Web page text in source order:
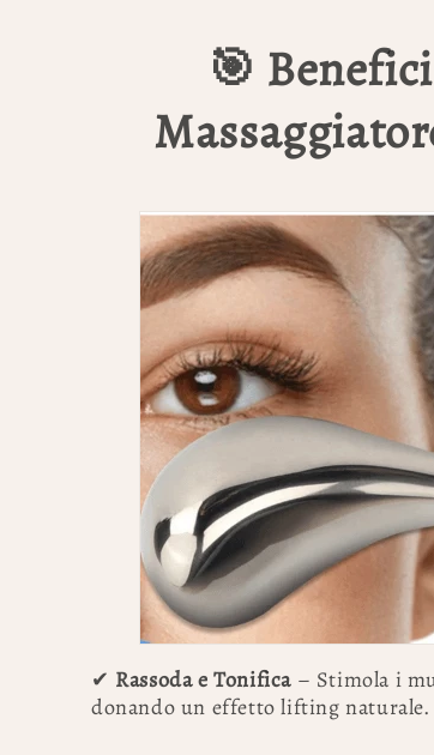
🎯
✔ Rassoda e Tonifica – Stimola i
donando un effetto lifting naturale.